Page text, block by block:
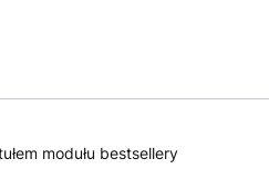
modułu bestsellery